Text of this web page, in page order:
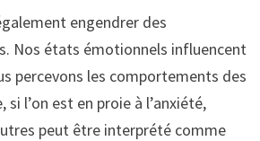
engendrer des
Nos états émotionnels influencent
percevons les comportements des
si l’on est en proie à l’anxiété,
peut être interprété comme